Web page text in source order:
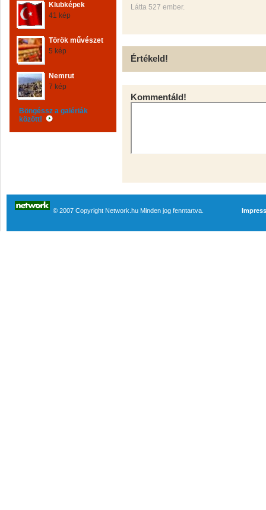
Klubképek
41 kép
Török művészet
5 kép
Nemrut
7 kép
Böngéssz a galériák
között!
Látta 527 ember.
Értékeld!
Kommentáld!
© 2007 Copyright Network.hu Minden jog fenntartva.